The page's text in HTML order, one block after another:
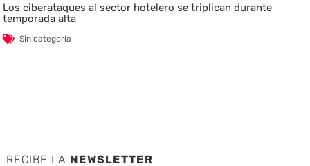
Los ciberataques al sector hotelero se triplican durante
temporada alta
Sin categoría
RECIBE LA NEWSLETTER